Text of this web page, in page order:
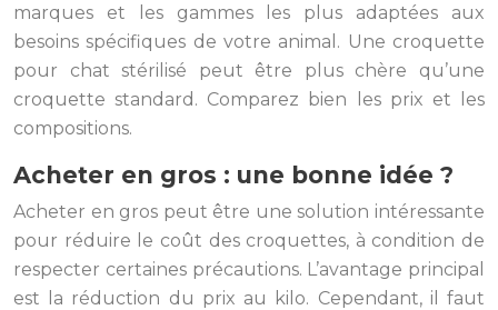
marques et les gammes les plus adaptées aux
besoins spécifiques de votre animal. Une croquette
pour chat stérilisé peut être plus chère qu’une
croquette standard. Comparez bien les prix et les
compositions.
Acheter en gros : une bonne idée ?
Acheter en gros peut être une solution intéressante
pour réduire le coût des croquettes, à condition de
respecter certaines précautions. L’avantage principal
est la réduction du prix au kilo. Cependant, il faut